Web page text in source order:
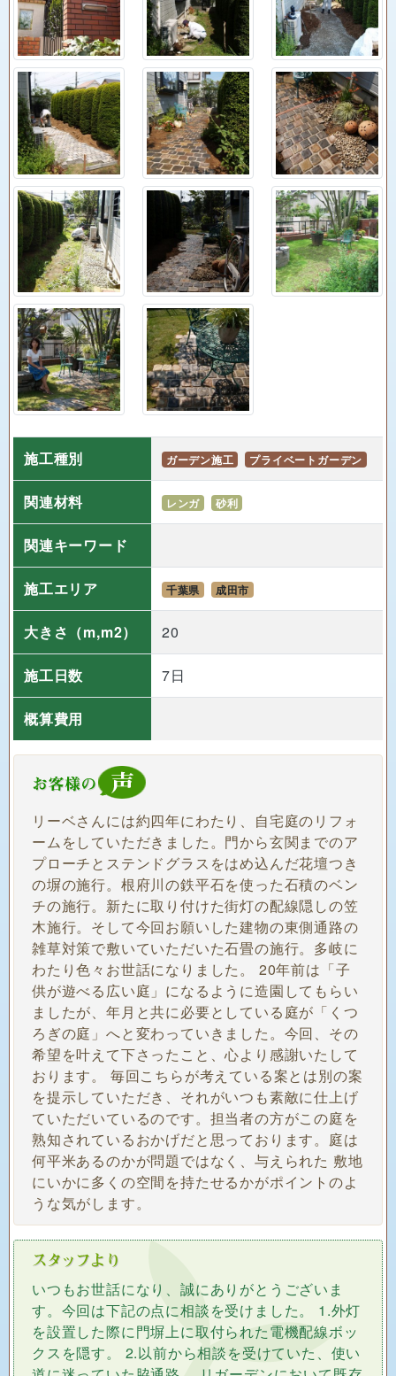
施工種別 ガーデン施工 プライベートガーデン
関連材料 レンガ 砂利
関連キーワード
施工エリア 千葉県 成田市
大きさ （m,m2） 20
施工日数 7日
概算費用
リーベさんには約四年にわたり、自宅庭のリフォ
ームをしていただきました。門から玄関までのア
プローチとステンドグラスをはめ込んだ花壇つき
の塀の施行。根府川の鉄平石を使った石積のベン
チの施行。新たに取り付けた街灯の配線隠しの笠
木施行。そして今回お願いした建物の東側通路の
雑草対策で敷いていただいた石畳の施行。多岐に
わたり色々お世話になりました。 20年前は「子
供が遊べる広い庭」になるように造園してもらい
ましたが、年月と共に必要としている庭が「くつ
ろぎの庭」へと変わっていきました。今回、その
希望を叶えて下さったこと、心より感謝いたして
おります。 毎回こちらが考えている案とは別の案
を提示していただき、それがいつも素敵に仕上げ
ていただいているのです。担当者の方がこの庭を
熟知されているおかげだと思っております。庭は
何平米あるのかが問題ではなく、与えられた 敷地
にいかに多くの空間を持たせるかがポイントのよ
うな気がします。
いつもお世話になり、誠にありがとうございま
す。今回は下記の点に相談を受けました。 1.外灯
を設置した際に門塀上に取付られた電機配線ボッ
クスを隠す。 2.以前から相談を受けていた、使い